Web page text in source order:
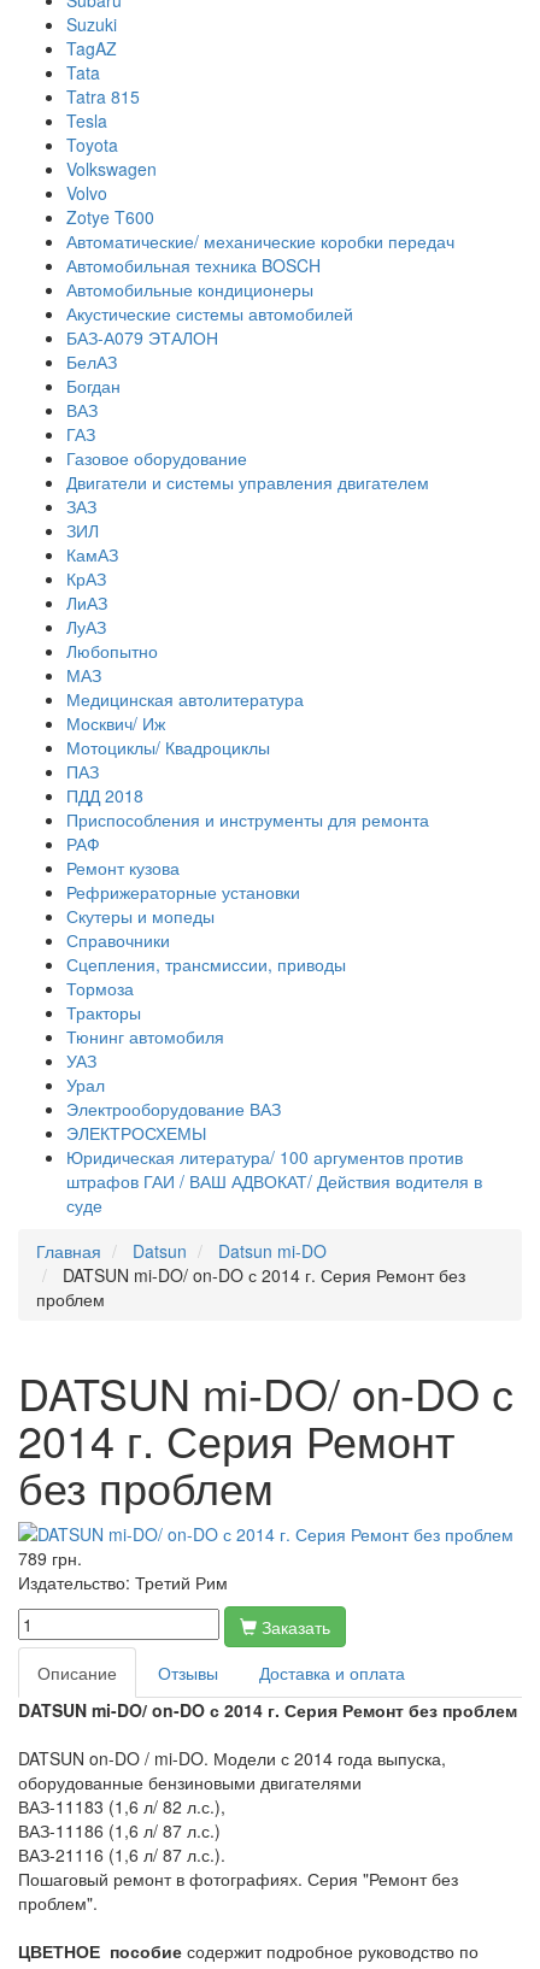
Suzuki
TagAZ
Tata
Tatra 815
Tesla
Toyota
Volkswagen
Volvo
Zotye T600
Автоматические/ механические коробки передач
Автомобильная техника BOSCH
Автомобильные кондиционеры
Акустические системы автомобилей
БАЗ-А079 ЭТАЛОН
БелАЗ
Богдан
ВАЗ
ГАЗ
Газовое оборудование
Двигатели и системы управления двигателем
ЗАЗ
ЗИЛ
КамАЗ
КрАЗ
ЛиАЗ
ЛуАЗ
Любопытно
МАЗ
Медицинская автолитература
Москвич/ Иж
Мотоциклы/ Квадроциклы
ПАЗ
ПДД 2018
Приспособления и инструменты для ремонта
РАФ
Ремонт кузова
Рефрижераторные установки
Скутеры и мопеды
Справочники
Сцепления, трансмиссии, приводы
Тормоза
Тракторы
Тюнинг автомобиля
УАЗ
Урал
Электрооборудование ВАЗ
ЭЛЕКТРОСХЕМЫ
Юридическая литература/ 100 аргументов против
штрафов ГАИ / ВАШ АДВОКАТ/ Действия водителя в
суде
Главная
Datsun
Datsun mi-DO
DATSUN mi-DO/ on-DO с 2014 г. Серия Ремонт без
проблем
DATSUN mi-DO/ on-DO с
2014 г. Серия Ремонт
без проблем
789 грн.
Издательство: Третий Рим
Заказать
Описание
Отзывы
Доставка и оплата
DATSUN mi-DO/ on-DO с 2014 г. Серия Ремонт без проблем
DATSUN on-DO / mi-DO. Модели с 2014 года выпуска,
оборудованные бензиновыми двигателями
ВАЗ-11183 (1,6 л/ 82 л.с.),
ВАЗ-11186 (1,6 л/ 87 л.с.)
ВАЗ-21116 (1,6 л/ 87 л.с.).
Пошаговый ремонт в фотографиях. Серия "Ремонт без
проблем".
ЦВЕТНОЕ пособие содержит подробное руководство по